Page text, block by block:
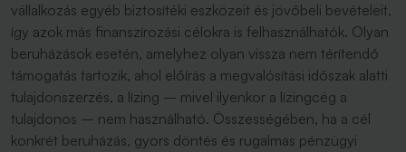
vállalkozás egyéb biztosítéki eszközeit és jövőbeli bevételeit,
így azok más finanszírozási célokra is felhasználhatók. Olyan
beruházások esetén, amelyhez olyan vissza nem térítendő
támogatás tartozik, ahol előírás a megvalósítási időszak alatti
tulajdonszerzés, a lízing – mivel ilyenkor a lízingcég a
tulajdonos – nem használható. Összességében, ha a cél
konkrét beruházás, gyors döntés és rugalmas pénzügyi